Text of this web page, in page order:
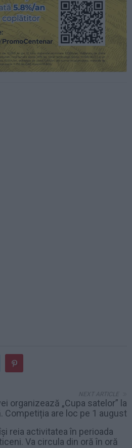
NEXT ARTICLE
organizează „Cupa satelor” la
Competiția are loc pe 1 august
reia activitatea în perioada
Va circula din oră în oră